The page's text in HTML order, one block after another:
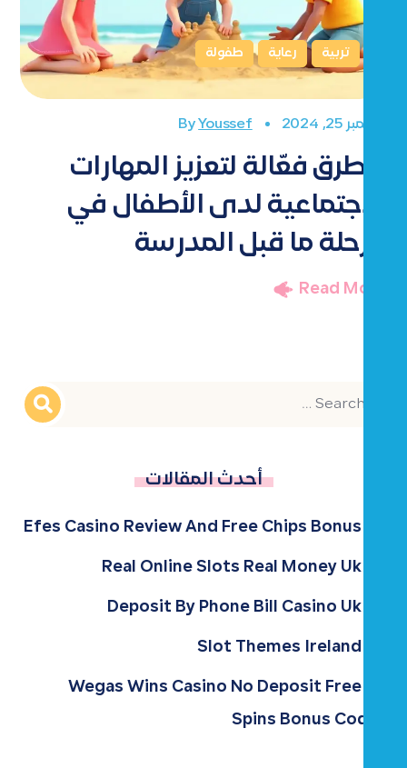
تربية رعاية طفولة
سبتمبر 25, 2024 Youssef
7 طرق فعّالة لتعزيز المهارات
الاجتماعية لدى الأطفال في
مرحلة ما قبل المدرسة
Read More
أحدث المقالات
Efes Casino Review And Free Chips Bonus
Real Online Slots Real Money Uk
Deposit By Phone Bill Casino Uk
Slot Themes Ireland
Wegas Wins Casino No Deposit Free
Spins Bonus Codes